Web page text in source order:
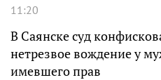
11:20
В Саянске суд
нетрезвое вождение у
имевшего прав